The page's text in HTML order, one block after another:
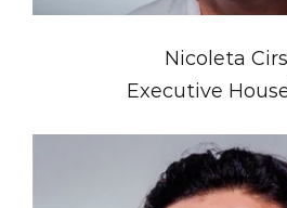
Nicoleta
Executive